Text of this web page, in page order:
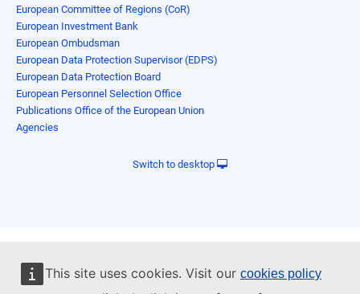
This site uses cookies. Visit our cookies policy
European Committee of Regions (CoR)
European Investment Bank
European Ombudsman
European Data Protection Supervisor (EDPS)
European Data Protection Board
European Personnel Selection Office
Publications Office of the European Union
Agencies
Switch to desktop